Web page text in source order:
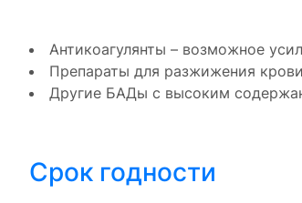
Антикоагулянты – возможное
Препараты для разжижения
Другие БАДы с высоким
Срок годности